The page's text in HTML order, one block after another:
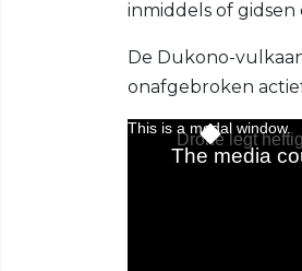
inmiddels of
De Dukono-
onafgebroken actief